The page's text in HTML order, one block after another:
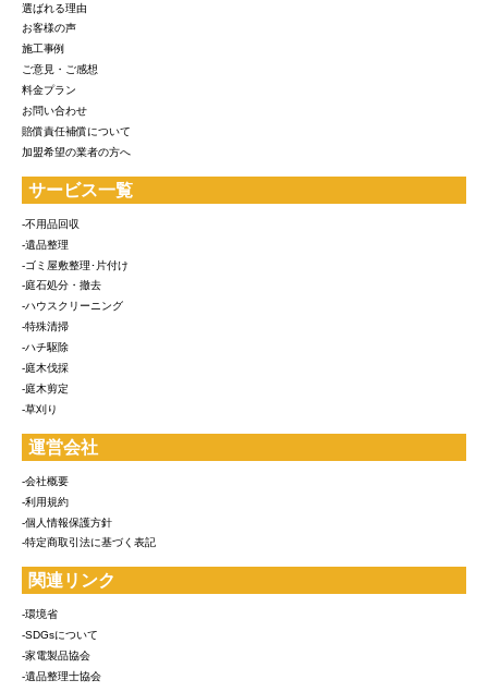
選ばれる理由
お客様の声
施工事例
ご意見・ご感想
料金プラン
お問い合わせ
賠償責任補償について
加盟希望の業者の方へ
サービス一覧
-不用品回収
-遺品整理
-ゴミ屋敷整理･片付け
-庭石処分・撤去
-ハウスクリーニング
-特殊清掃
-ハチ駆除
-庭木伐採
-庭木剪定
-草刈り
運営会社
-会社概要
-利用規約
-個人情報保護方針
-特定商取引法に基づく表記
関連リンク
-環境省
-SDGsについて
-家電製品協会
-遺品整理士協会